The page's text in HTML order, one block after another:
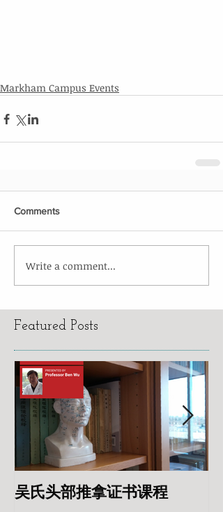
Markham Campus Events
Comments
Write a comment...
Featured Posts
吴氏头部推拿证书课程